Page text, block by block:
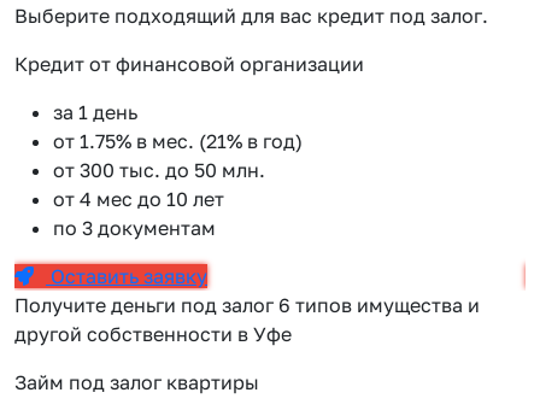
Выберите подходящий для вас кредит под залог.
Кредит от финансовой организации
за 1 день
от 1.75% в мес. (21% в год)
от 300 тыс. до 50 млн.
от 4 мес до 10 лет
по 3 документам
Оставить заявку
Получите деньги под залог 6 типов имущества и
другой собственности в Уфе
Займ под залог квартиры